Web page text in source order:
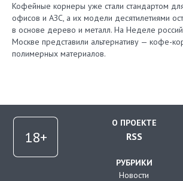
Кофейные корнеры уже стали стандартом
офисов и АЗС, а их модели десятилетиями
в основе дерево и металл. На Неделе
Москве представили альтернативу — кофе-
полимерных материалов.
О ПРОЕКТЕ
RSS
РУБРИКИ
Новости